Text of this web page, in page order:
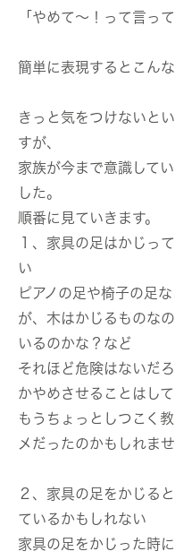
「やめて〜！って言って
簡単に表現するとこんな
きっと気をつけないと
すが、
家族が今まで意識して
した。
順番に見ていきます。
１、家具の足はかじっ
い
ピアノの足や椅子の足
が、木はかじるものな
いるのかな？など
それほど危険はないだ
かやめさせることはし
もうちょっとしつこく
メだったのかもしれませ
２、家具の足をかじる
ているかもしれない
家具の足をかじった時